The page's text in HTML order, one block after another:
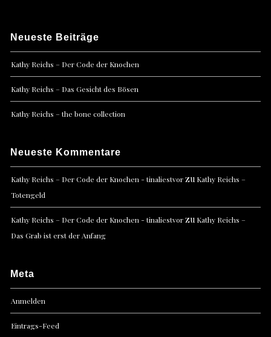
Neueste Beiträge
Kathy Reichs – Der Code der Knochen
Kathy Reichs – Das Gesicht des Bösen
Kathy Reichs – the bone collection
Neueste Kommentare
Kathy Reichs – Der Code der Knochen - tinaliestvorzu Kathy Reichs –
Totengeld
Kathy Reichs – Der Code der Knochen - tinaliestvorzu Kathy Reichs –
Das Grab ist erst der Anfang
Meta
Anmelden
Eintrags-Feed